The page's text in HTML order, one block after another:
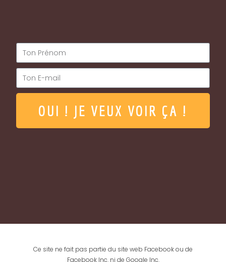
OUI ! JE VEUX VOIR ÇA !
Ce site ne fait pas partie du site web Facebook ou de
Facebook Inc. ni de Google Inc.